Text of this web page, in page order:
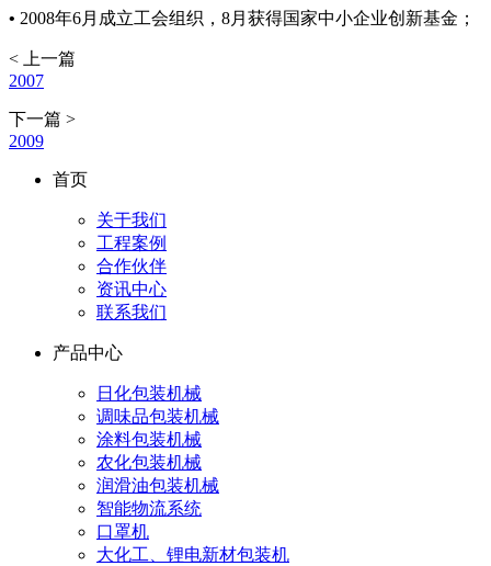
• 2008年6月成立工会组织，8月获得国家中小企业创新基金；
< 上一篇
2007
下一篇 >
2009
首页
关于我们
工程案例
合作伙伴
资讯中心
联系我们
产品中心
日化包装机械
调味品包装机械
涂料包装机械
农化包装机械
润滑油包装机械
智能物流系统
口罩机
大化工、锂电新材包装机